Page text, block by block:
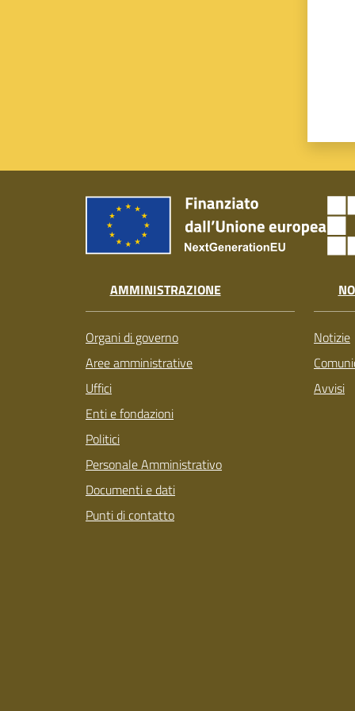
AMMINISTRAZIONE
Organi di governo
Aree amministrative
Uffici
Enti e fondazioni
Politici
Personale Amministrativo
Documenti e dati
Punti di contatto
Notizie
Avvisi